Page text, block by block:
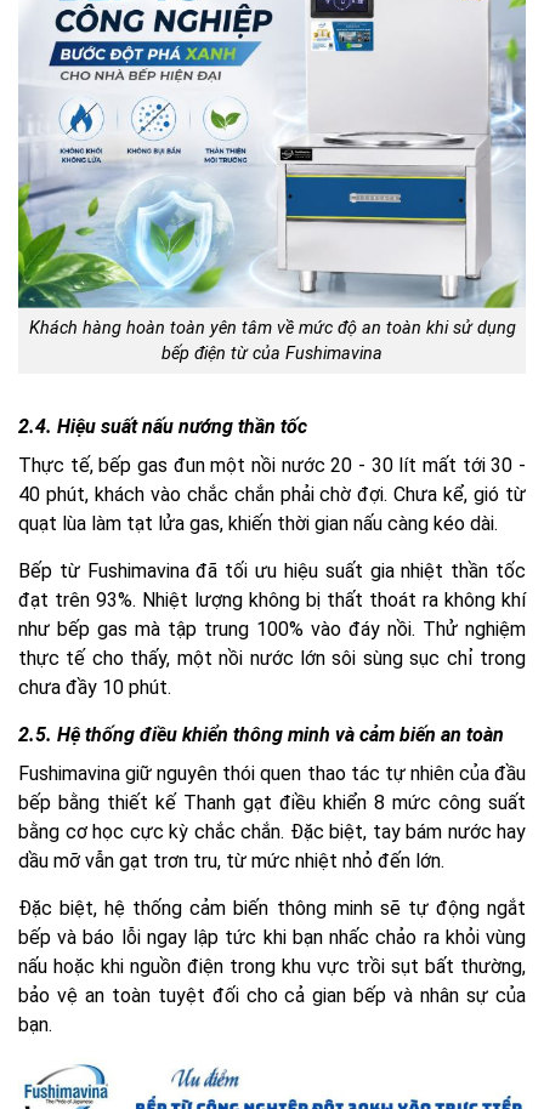
Khách hàng hoàn toàn yên tâm về mức độ an toàn khi sử dụng
bếp điện từ của Fushimavina
2.4. Hiệu suất nấu nướng thần tốc
Thực tế, bếp gas đun một nồi nước 20 - 30 lít mất tới 30 -
40 phút, khách vào chắc chắn phải chờ đợi. Chưa kể, gió từ
quạt lùa làm tạt lửa gas, khiến thời gian nấu càng kéo dài.
Bếp từ Fushimavina đã tối ưu hiệu suất gia nhiệt thần tốc
đạt trên 93%. Nhiệt lượng không bị thất thoát ra không khí
như bếp gas mà tập trung 100% vào đáy nồi. Thử nghiệm
thực tế cho thấy, một nồi nước lớn sôi sùng sục chỉ trong
chưa đầy 10 phút.
2.5. Hệ thống điều khiển thông minh và cảm biến an toàn
Fushimavina giữ nguyên thói quen thao tác tự nhiên của đầu
bếp bằng thiết kế Thanh gạt điều khiển 8 mức công suất
bằng cơ học cực kỳ chắc chắn. Đặc biệt, tay bám nước hay
dầu mỡ vẫn gạt trơn tru, từ mức nhiệt nhỏ đến lớn.
Đặc biệt, hệ thống cảm biến thông minh sẽ tự động ngắt
bếp và báo lỗi ngay lập tức khi bạn nhấc chảo ra khỏi vùng
nấu hoặc khi nguồn điện trong khu vực trồi sụt bất thường,
bảo vệ an toàn tuyệt đối cho cả gian bếp và nhân sự của
bạn.